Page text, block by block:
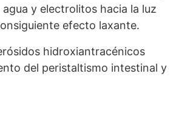
y electrolitos hacia la luz
efecto laxante.
hidroxiantracénicos
del peristaltismo intestinal y